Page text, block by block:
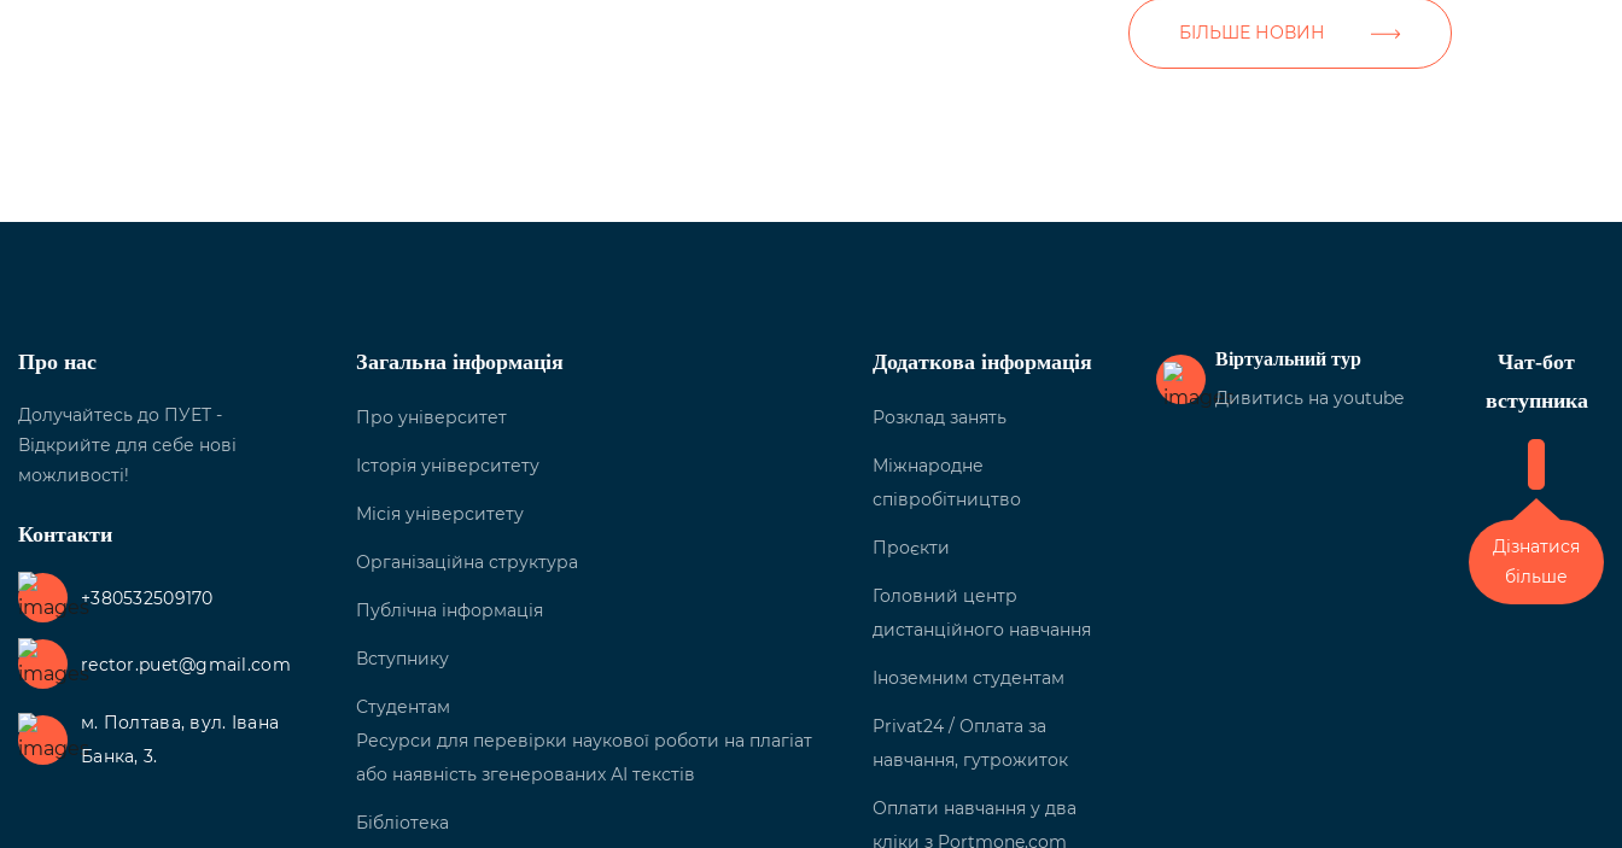
БІЛЬШЕ НОВИН
Про нас
Долучайтесь до ПУЕТ -
Відкрийте для себе нові
можливості!
Контакти
+380532509170
rector.puet@gmail.com
м. Полтава, вул. Івана
Банка, 3.
Загальна інформація
Про університет
Історія університету
Місія університету
Організаційна структура
Публічна інформація
Вступнику
Студентам
Ресурси для перевірки наукової роботи на плагіат
або наявність згенерованих АІ текстів
Бібліотека
Додаткова інформація
Розклад занять
Міжнародне
співробітництво
Проєкти
Головний центр
дистанційного навчання
Іноземним студентам
Privat24 / Оплата за
навчання, гутрожиток
Оплати навчання у два
кліки з Portmone.com
Віртуальний тур
Дивитись на youtube
Чат-бот
вступника
Дізнатися
більше